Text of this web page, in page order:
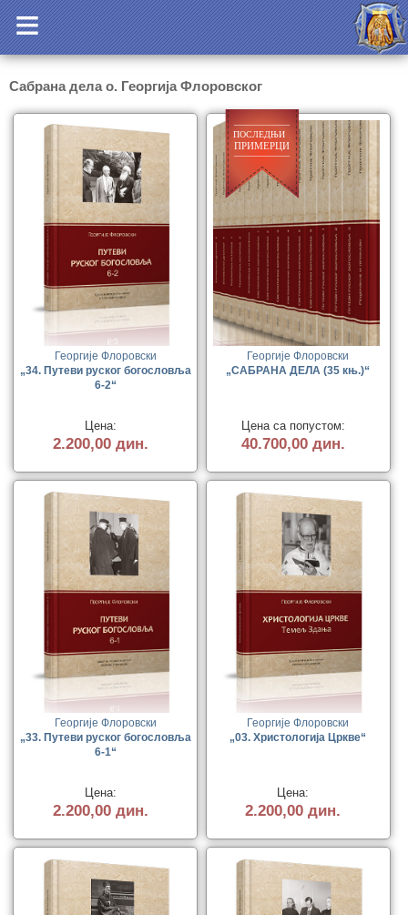
Сабрана дела о. Георгија Флоровског
Георгије Флоровски
„34. Путеви руског богословља
6-2“
Цена:
2.200,00 дин.
Георгије Флоровски
„САБРАНА ДЕЛА (35 књ.)“
Цена са попустом:
40.700,00 дин.
Георгије Флоровски
„33. Путеви руског богословља
6-1“
Цена:
2.200,00 дин.
Георгије Флоровски
„03. Христологија Цркве“
Цена:
2.200,00 дин.